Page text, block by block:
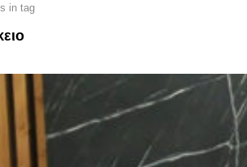
in tag